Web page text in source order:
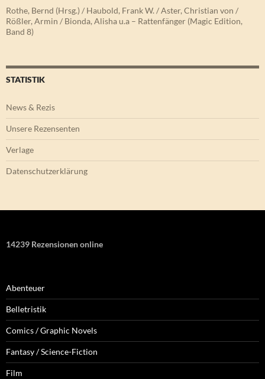
Rothe, Bernd (Hrsg.) / Haubold, Frank W. / Aster, Christian von /
Rößler, Armin / Bionda, Alisha u.a – Rattenfänger (Magic Edition,
Band 8)
STATISTIK
News & Rezis
Unsere Rezensenten
Verlage
Datenschutzerklärung
14239 Rezensionen online
Abenteuer
Belletristik
Comics / Graphic Novels
Fantasy / Science-Fiction
Film